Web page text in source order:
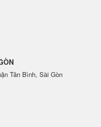
Tân Bình, Sài Gòn